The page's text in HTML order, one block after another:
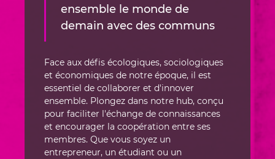
ensemble le monde de
demain avec des communs
Face aux défis écologiques, sociologiques
et économiques de notre époque, il est
essentiel de collaborer et d'innover
ensemble. Plongez dans notre hub, conçu
pour faciliter l'échange de connaissances
et encourager la coopération entre ses
membres. Que vous soyez un
entrepreneur, un étudiant ou un